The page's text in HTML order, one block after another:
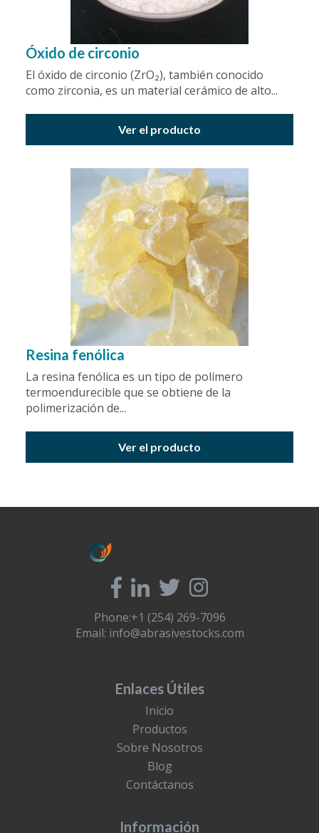
Óxido de circonio
El óxido de circonio (ZrO₂), también conocido
como zirconia, es un material cerámico de alto...
Ver el producto
Resina fenólica
La resina fenólica es un tipo de polímero
termoendurecible que se obtiene de la
polimerización de...
Ver el producto
Phone:+1 (254) 269-7096
Email: info@abrasivestocks.com
Enlaces Útiles
Inicio
Productos
Sobre Nosotros
Blog
Contáctanos
Información